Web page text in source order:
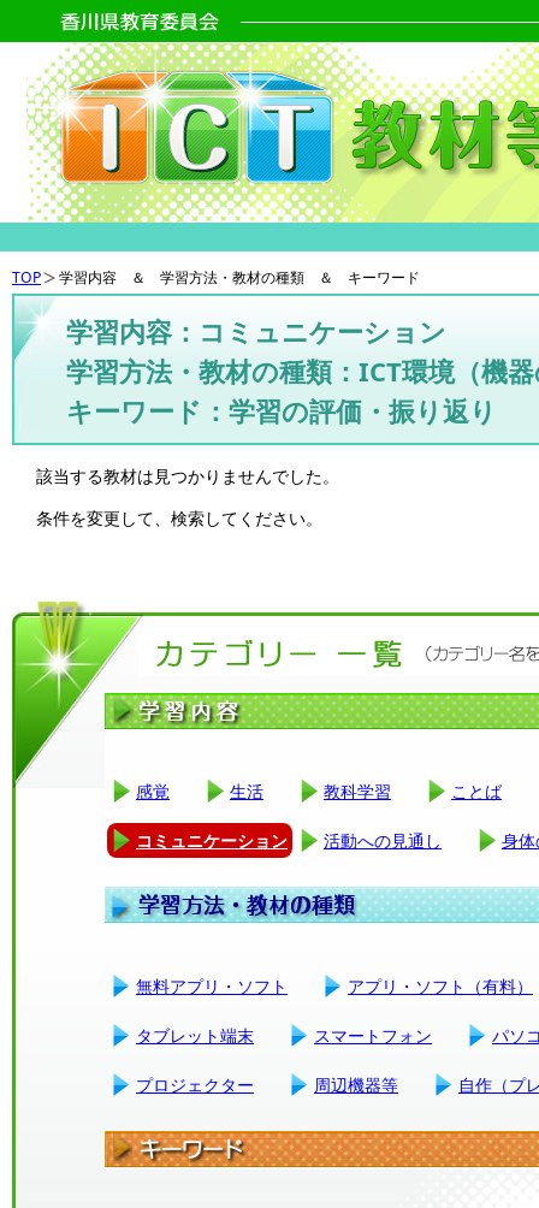
TOP 学習内容 ＆ 学習方法・教材の種類 ＆ キーワード
学習内容：コミュニケーション
学習方法・教材の種類：ICT環境（機
キーワード：学習の評価・振り返り
該当する教材は見つかりませんでした。
条件を変更して、検索してください。
感覚 生活 教科学習 ことば
コミュニケーション 活動への見通し 身
無料アプリ・ソフト アプリ・ソフト（有料）
タブレット端末 スマートフォン パソ
プロジェクター 周辺機器等 自作（プ